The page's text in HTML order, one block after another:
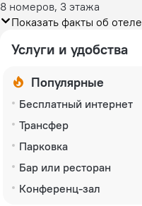
8 номеров, 3 этажа
Показать факты об отеле
Услуги и удобства
Популярные
Бесплатный интернет
Трансфер
Парковка
Бар или ресторан
Конференц-зал